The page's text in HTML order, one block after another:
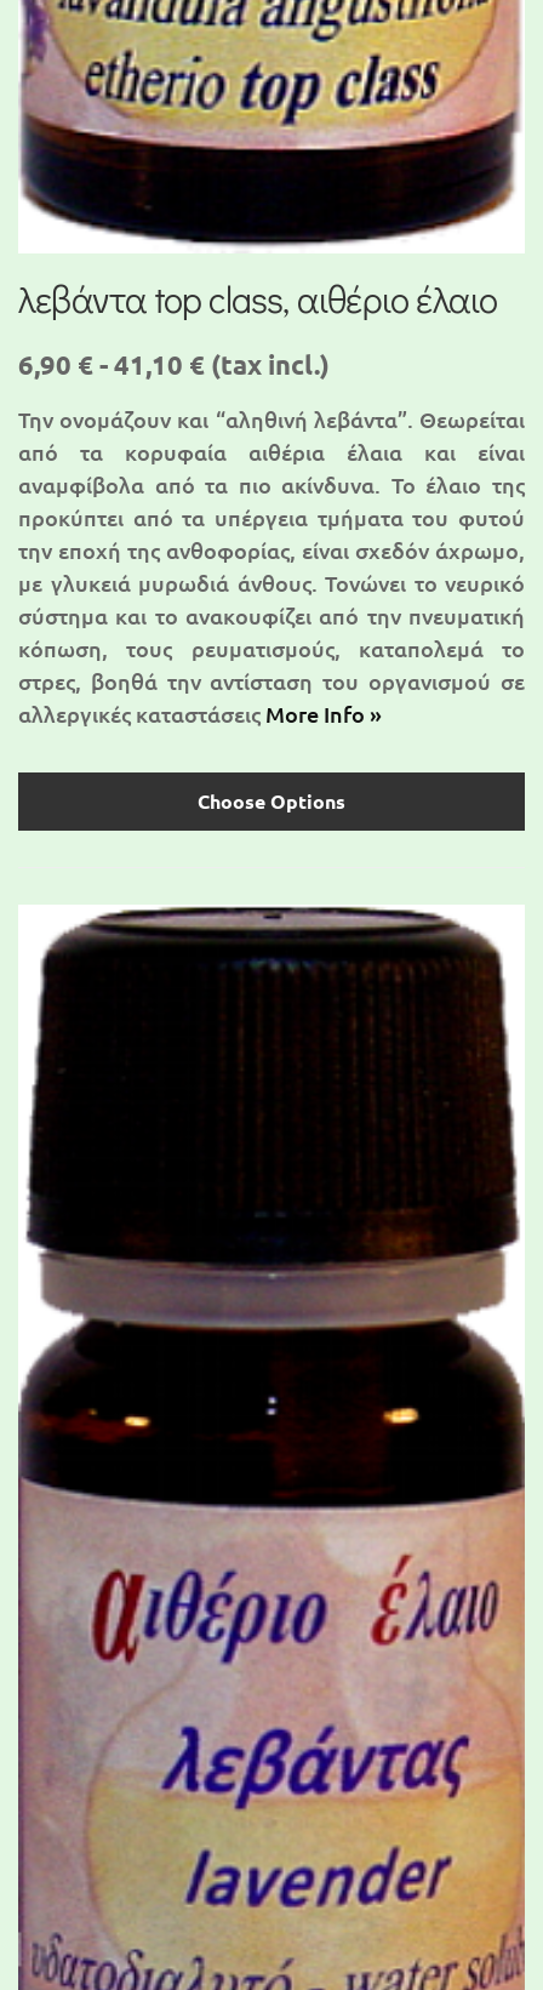
λεβάντα top class, αιθέριο έλαιο
6,90 € - 41,10 € (tax incl.)
Την ονομάζουν και “αληθινή λεβάντα”. Θεωρείται
από τα κορυφαία αιθέρια έλαια και είναι
αναμφίβολα από τα πιο ακίνδυνα. Το έλαιο της
προκύπτει από τα υπέργεια τμήματα του φυτού
την εποχή της ανθοφορίας, είναι σχεδόν άχρωμο,
με γλυκειά μυρωδιά άνθους. Τονώνει το νευρικό
σύστημα και το ανακουφίζει από την πνευματική
κόπωση, τους ρευματισμούς, καταπολεμά το
στρες, βοηθά την αντίσταση του οργανισμού σε
αλλεργικές καταστάσεις More Info »
Choose Options